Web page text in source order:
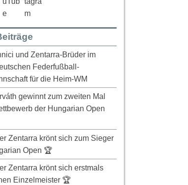
und Zentarra-Brüder im
Federfußball-
für die Heim-WM
gewinnt zum zweiten Mal
der Hungarian Open
Zentarra krönt sich zum Sieger
Open 🏆
Zentarra krönt sich erstmals
Einzelmeister 🏆